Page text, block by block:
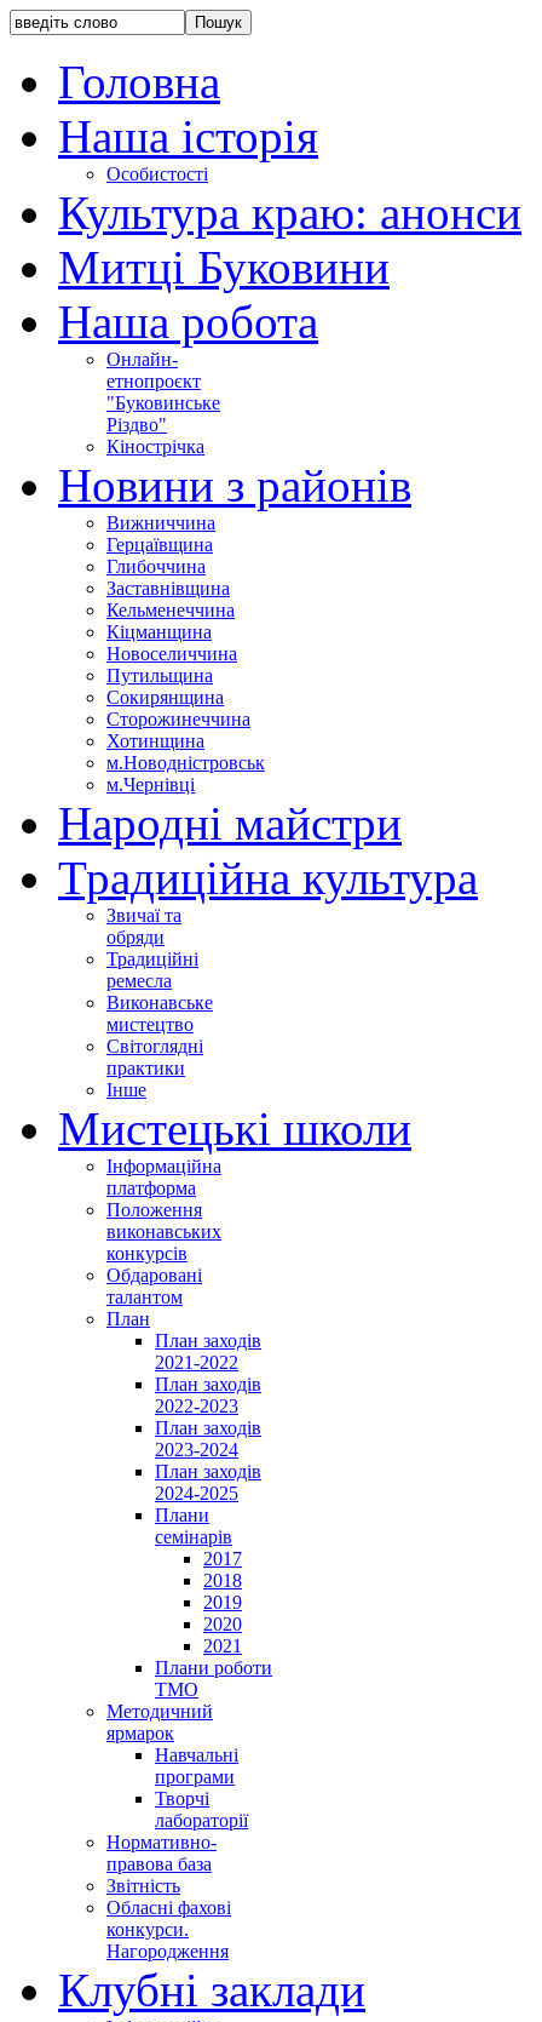
Головна
Наша історія
Особистості
Культура краю: анонси
Митці Буковини
Наша робота
Онлайн-
етнопроєкт
"Буковинське
Різдво"
Кінострічка
Новини з районів
Вижниччина
Герцаївщина
Глибоччина
Заставнівщина
Кельменеччина
Кіцманщина
Новоселиччина
Путильщина
Сокирянщина
Сторожинеччина
Хотинщина
м.Новодністровськ
м.Чернівці
Народні майстри
Традиційна культура
Звичаї та
обряди
Традиційні
ремесла
Виконавське
мистецтво
Світоглядні
практики
Інше
Мистецькі школи
Інформаційна
платформа
Положення
виконавських
конкурсів
Обдаровані
талантом
План
План заходів
2021-2022
План заходів
2022-2023
План заходів
2023-2024
План заходів
2024-2025
Плани
семінарів
2017
2018
2019
2020
2021
Плани роботи
ТМО
Методичний
ярмарок
Навчальні
програми
Творчі
лабораторії
Нормативно-
правова база
Звітність
Обласні фахові
конкурси.
Нагородження
Клубні заклади